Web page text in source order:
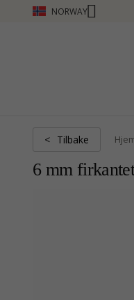
NORWAY
CHANTI CLUB - TJEN
< Tilbake
6 mm